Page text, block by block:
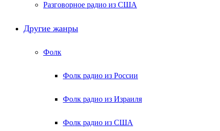
Разговорное радио из США
Другие жанры
Фолк
Фолк радио из России
Фолк радио из Израиля
Фолк радио из США